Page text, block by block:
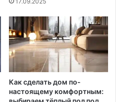
Как сделать дом по-
настоящему комфортным: